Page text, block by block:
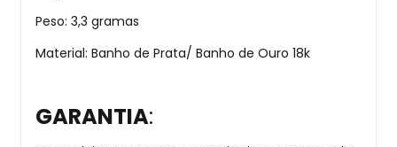
Peso: 3,3 gramas
Material: Banho de Prata/ Banho de Ouro 18k
GARANTIA: